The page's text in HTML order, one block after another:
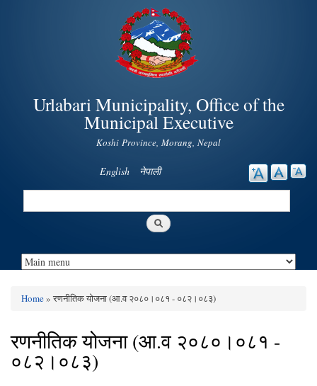
Skip to
main
content
Urlabari Municipality, Office of the
Municipal Executive
Koshi Province, Morang, Nepal
English नेपाली
Search
Home» रणनीतिक योजना (आ.व २०८०।०८१ - ०८२।०८३)
रणनीतिक योजना (आ.व २०८०।०८१ -
०८२।०८३)